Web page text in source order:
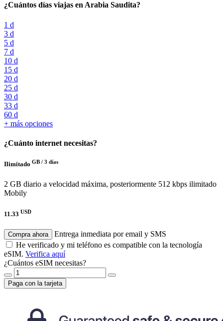
¿Cuántos días viajas en Arabia Saudita?
1 d
3 d
5 d
7 d
10 d
15 d
20 d
25 d
30 d
33 d
60 d
+ más opciones
¿Cuánto internet necesitas?
Ilimitado GB / 3 días
2 GB diario a velocidad máxima, posteriormente 512 kbps ilimitado
Mobily
11.33 USD
Compra ahora
Entrega inmediata por email y SMS
He verificado y mi teléfono es compatible con la tecnología
eSIM. Verifica aquí
¿Cuántos eSIM necesitas?
Paga con la tarjeta